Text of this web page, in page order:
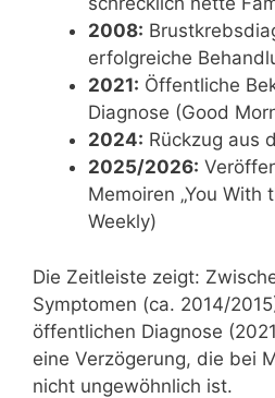
2008:
erfolgreiche
2021: Öffentliche
Diagnose (Good
2024: Rückzug aus
2025/2026:
Memoiren „You With
Weekly)
Die Zeitleiste zeigt:
Symptomen (ca. 2014/
öffentlichen Diagnose
eine Verzögerung, die bei
nicht ungewöhnlich ist.